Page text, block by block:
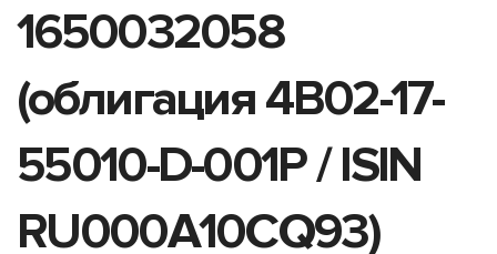
1650032058
(облигация 4B02-17-
55010-D-001P / ISIN
RU000A10CQ93)